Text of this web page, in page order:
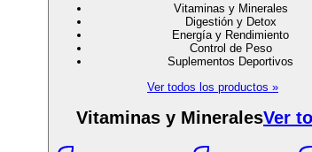
Vitaminas y Minerales
Digestión y Detox
Energía y Rendimiento
Control de Peso
Suplementos Deportivos
Ver todos los productos »
Vitaminas y MineralesVer